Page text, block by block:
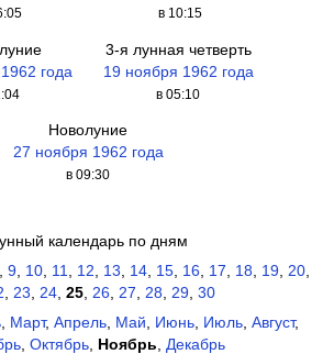
в 10:15
года
3-я лунная четверть
19 ноября 1962 года
в 05:10
Новолуние
27 ноября 1962 года
в 09:30
календарь по дням
9, 10, 11 12 13 14, 15, 16, 17 18 19, 20,
23 24 25 26 27 28 29 30
Март, Апрель Май Июнь Июль Август,
, Октябрь, Ноябрь
Декабрь